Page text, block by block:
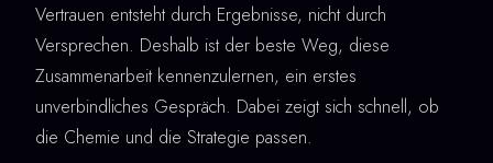
Vertrauen entsteht durch Ergebnisse, nicht durch
Versprechen. Deshalb ist der beste Weg, diese
Zusammenarbeit kennenzulernen, ein erstes
unverbindliches Gespräch. Dabei zeigt sich schnell, ob
die Chemie und die Strategie passen.